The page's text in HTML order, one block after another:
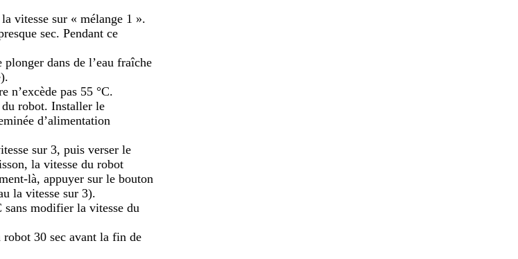
vitesse sur « mélange 1 ».
sec. Pendant ce
dans de l’eau fraîche
n’excède pas 55 °C.
robot. Installer le
d’alimentation
sur 3, puis verser le
la vitesse du robot
là, appuyer sur le bouton
la vitesse sur 3).
modifier la vitesse du
robot 30 sec avant la fin de